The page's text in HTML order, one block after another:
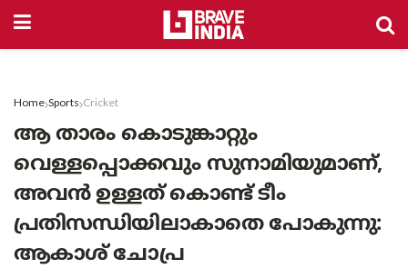
Home Sports Cricket
ആ താരം കൊടുങ്കാറ്റും
വെള്ളപ്പൊക്കവും സുനാമിയുമാണ്,
അവൻ ഉള്ളത് കൊണ്ട് ടീം
പ്രതിസന്ധിയിലാകാതെ പോകുന്നു:
ആകാശ് ചോപ്ര